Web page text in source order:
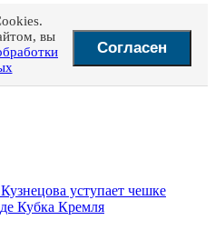
вы
Согласен
уступает чешке
Кубка Кремля